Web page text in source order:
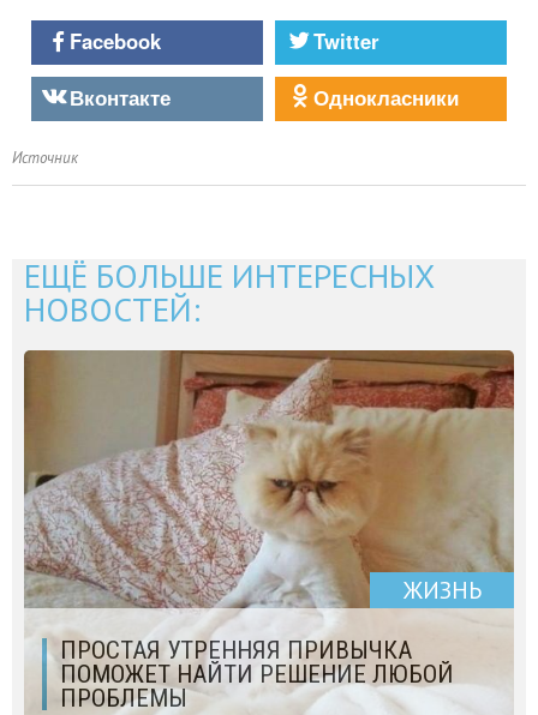
Facebook
Twitter
Вконтакте
Однокласники
Источник
ЕЩЁ БОЛЬШЕ ИНТЕРЕСНЫХ
НОВОСТЕЙ:
ЖИЗНЬ
ПРОСТАЯ УТРЕННЯЯ ПРИВЫЧКА
ПОМОЖЕТ НАЙТИ РЕШЕНИЕ ЛЮБОЙ
ПРОБЛЕМЫ